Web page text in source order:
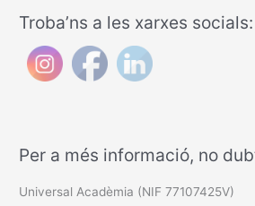
Troba’ns a les xarxes socials:
Per a més informació, no
Universal Acadèmia (NIF 77107425V)